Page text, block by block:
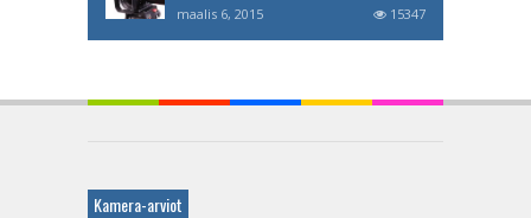
maalis 6, 2015 15347
Kamera-arviot